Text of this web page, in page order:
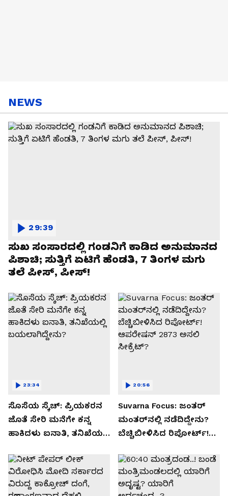
NEWS
ಸುಖ ಸಂಸಾರದಲ್ಲಿ ಗಂಡನಿಗೆ ಕಾಡಿದ ಅನುಮಾನದ
ಪಿಶಾಚಿ; ಸುತ್ತಿಗೆ ಏಟಿಗೆ ಹೆಂಡತಿ, 7 ತಿಂಗಳ ಮಗು
ತಲೆ ಪೀಸ್, ಪೀಸ್!
29:39
ಸೊಸೆಯ ಸ್ಕೆಚ್: ಪ್ರಿಯಕರನ
ಜೊತೆ ಸೇರಿ ಮನೆಗೇ ಕನ್ನ
ಹಾಕಿದಳು ಐನಾತಿ, ತನಿಖೆಯಲ್ಲಿ
23:34
Suvarna Focus: ಜಂತರ್
ಮಂತರ್‌ನಲ್ಲಿ ನಡೆದಿದ್ದೇನು?
ಬೆಚ್ಚಿಬೀಳಿಸಿದ ರಿಪೋರ್ಟ್!
ಸೀಕ್ರೆಟ್?
20:56